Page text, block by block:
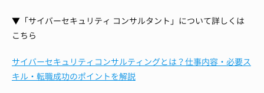
▼「サイバーセキュリティ コンサルタント」について詳しくは
こちら
サイバーセキュリティコンサルティングとは？仕事内容・必要ス
キル・転職成功のポイントを解説